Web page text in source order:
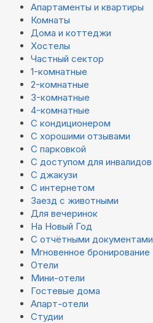
Апартаменты и квартиры
Комнаты
Дома и коттеджи
Хостелы
Частный сектор
1-комнатные
2-комнатные
3-комнатные
4-комнатные
С кондиционером
С хорошими отзывами
С парковкой
С доступом для инвалидов
С джакузи
С интернетом
Заезд с животными
Для вечеринок
На Новый Год
С отчётными документами
Мгновенное бронирование
Отели
Мини-отели
Гостевые дома
Апарт-отели
Студии